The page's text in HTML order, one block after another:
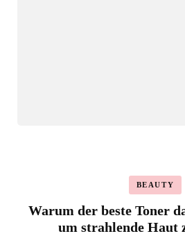
BEAUTY
Warum der beste Toner
um strahlende Haut